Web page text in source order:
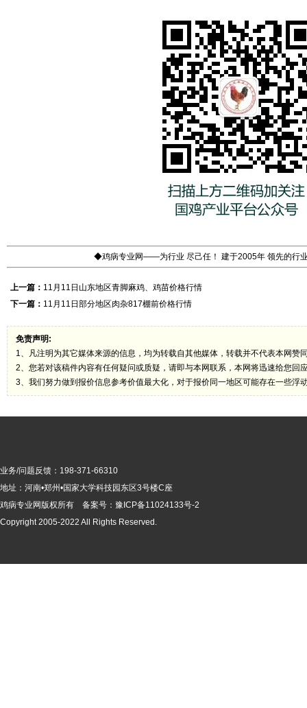
◆鸡病专业网——为行业 尽己任！ 建于2005年 领先的行
上一篇： 11月11日山东地区青脚麻鸡、鸡苗价格行情
下一篇： 11月11日部分地区肉杂817棚前价格行情
免责声明:
1、凡注明为其它媒体来源的信息，均为转载自其他媒体，转载并不代表本网赞
2、您若对该稿件内容有任何疑问或质疑，请即与本网联系，本网将迅速给您回
3、我们努力做到报价信息参考价值最大化，对于报价同一地区可能存在一些浮
业务/问题反馈：198-371-66310
地址：河南•郑州•国家大学科技园东区3号楼C座
鸡病专业网版权所有 备案号： 豫ICP备11024133号-2
Copyright 2005-2022 All Rights Reserved.